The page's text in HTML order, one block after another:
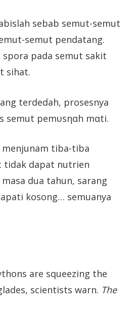
sebab semut-semut
semut pendatang.
spora pada semut sakit
sihat.
terdedah, prosesnya
semut pemυsηαh mαti.
tiba-tiba
tidak dapat nutrien
dua tahun, sarang
kosong… semuanya
are squeezing the
scientists warn. The